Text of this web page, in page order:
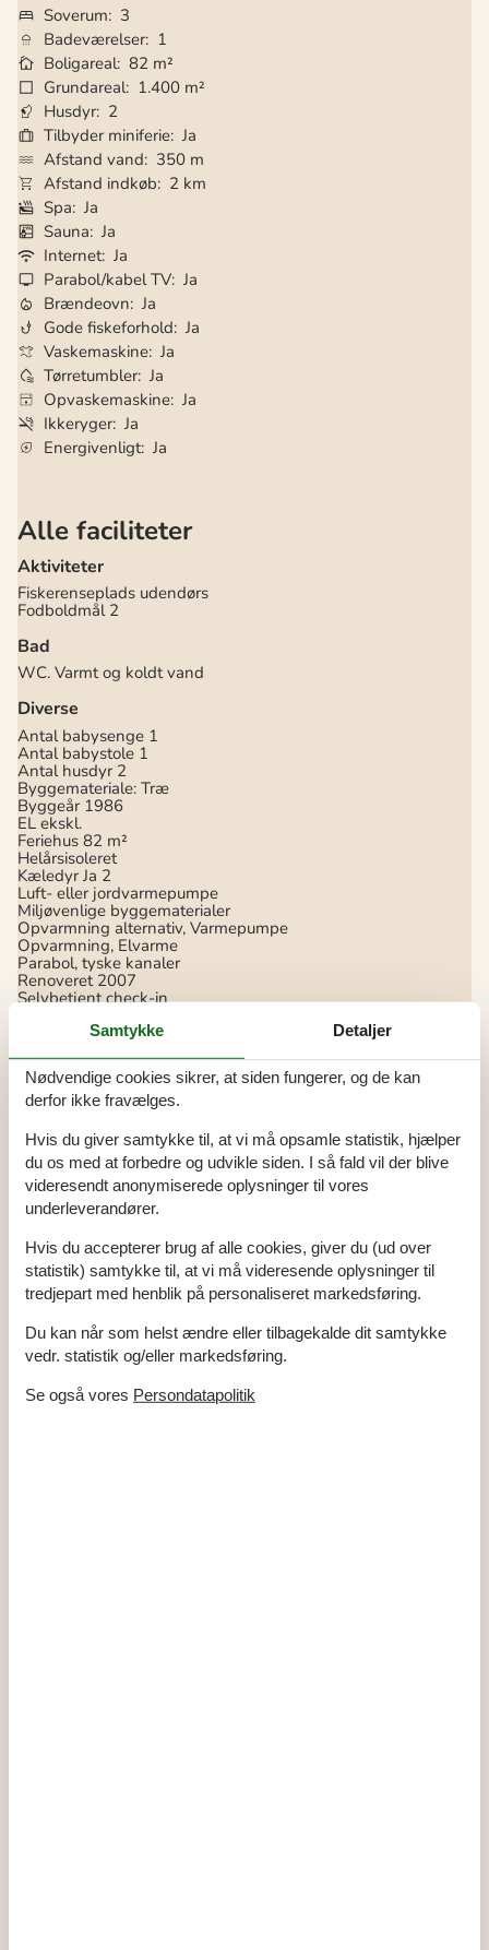
Soverum
3
Badeværelser 1
Boligareal 82 m²
Grundareal 1.400 m²
Husdyr 2
Tilbyder miniferie Ja
Afstand vand
350 m
Afstand indkøb
2 km
Spa Ja
Sauna Ja
Internet Ja
Parabol/kabel TV Ja
Brændeovn Ja
Gode fiskeforhold Ja
Vaskemaskine Ja
Tørretumbler Ja
Opvaskemaskine Ja
Ikkeryger Ja
Energivenligt Ja
Alle faciliteter
Aktiviteter
Fiskerenseplads udendørs
Fodboldmål 2
Bad
WC. Varmt og koldt vand
Diverse
Antal babysenge 1
Antal babystole 1
Antal husdyr 2
Byggemateriale: Træ
Byggeår 1986
EL ekskl.
Feriehus 82 m²
Helårsisoleret
Kæledyr Ja 2
Luft- eller jordvarmepumpe
Miljøvenlige byggematerialer
Opvarmning alternativ, Varmepumpe
Opvarmning, Elvarme
Parabol, tyske kanaler
Renoveret 2007
Selvbetjent check-in
Tørretumbler
Vandkilde: Privat/naturlig
Vaskemaskine
Øko-genbrug på stedet
El artikler
1 DVD
1 TV
DK-DR1/TV2
Internet (trådløst)
I nærheden
Afmærket cykelsti 0-5 km 200 m
Afmærket cykelsti min. 10 km 200 m
Afmærket vandresti 0-5 km 300 m
Afmærket vandresti 5-10 km 300 m
Afmærket vandresti min. 10 km
Afs. til nærmeste vand/badning 350 m
Samtykke Detaljer
Nødvendige cookies sikrer, at siden fungerer, og de kan
derfor ikke fravælges.
Hvis du giver samtykke til, at vi må opsamle statistik, hjælper
du os med at forbedre og udvikle siden. I så fald vil der blive
videresendt anonymiserede oplysninger til vores
underleverandører.
Hvis du accepterer brug af alle cookies, giver du (ud over
statistik) samtykke til, at vi må videresende oplysninger til
tredjepart med henblik på personaliseret markedsføring.
Du kan når som helst ændre eller tilbagekalde dit samtykke
vedr. statistik og/eller markedsføring.
Se også vores Persondatapolitik